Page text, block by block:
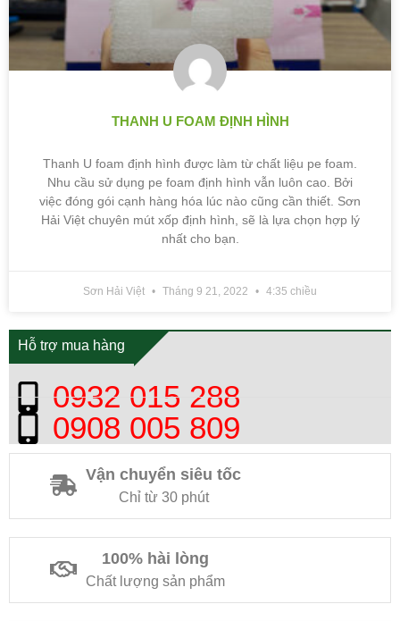
Hỗ trợ mua hàng
0932 015 288
0908 005 809
Vận chuyển siêu tốc
Chỉ từ 30 phút
100% hài lòng
Chất lượng sản phẩm
THANH U FOAM ĐỊNH HÌNH
Thanh U foam định hình được làm từ chất liệu pe foam.
Nhu cầu sử dụng pe foam định hình vẫn luôn cao. Bởi
việc đóng gói cạnh hàng hóa lúc nào cũng cần thiết. Sơn
Hải Việt chuyên mút xốp định hình, sẽ là lựa chọn hợp lý
nhất cho bạn.
Sơn Hải Việt Tháng 9 21, 2022 4:35 chiều